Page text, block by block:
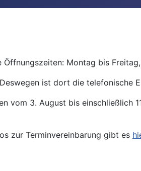
Montag bis
ist dort die telefonische
vom 3. August bis einschließlich
zur Terminvereinbarung gibt es